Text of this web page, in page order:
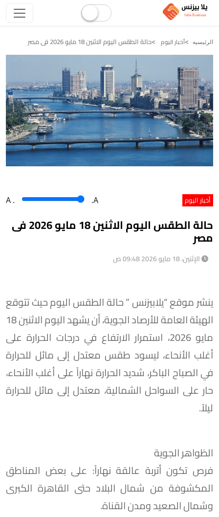
الرئيسيه أخبار اليوم حالة الطقس اليوم الاثنين 18 مايو 2026 فى مصر
أخبار اليوم A . .A
حالة الطقس اليوم الاثنين 18 مايو 2026 فى
مصر
الإثنين، 18 مايو 2026 09:48 ص
ينشر موقع “يلابيزنس ” حالة الطقس اليوم حيث تتوقع
الهيئة العامة للأرصاد الجوية، أن يشهد اليوم الاثنين 18
مايو 2026، استمرار الارتفاع في درجات الحرارة على
أغلب الأنحاء، ل​يسود طقس معتدل إلى مائل للحرارة
في الصباح الباكر، شديد الحرارة نهاراً على أغلب الأنحاء،
حار على السواحل الشمالية، معتدل إلى مائل للحرارة
ليلاً.
الظواهر الجوية
​فرص تكون أتربة عالقة نهاراً: على بعض المناطق
المكشوفة من شمال البلاد حتى القاهرة الكبرى
وشمال الصعيد ومدن القناة.